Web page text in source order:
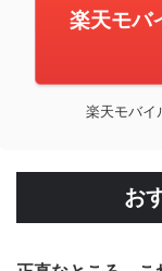
楽天モバ
楽天モバイ
お